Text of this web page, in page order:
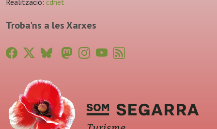
Troba'ns a les Xarxes